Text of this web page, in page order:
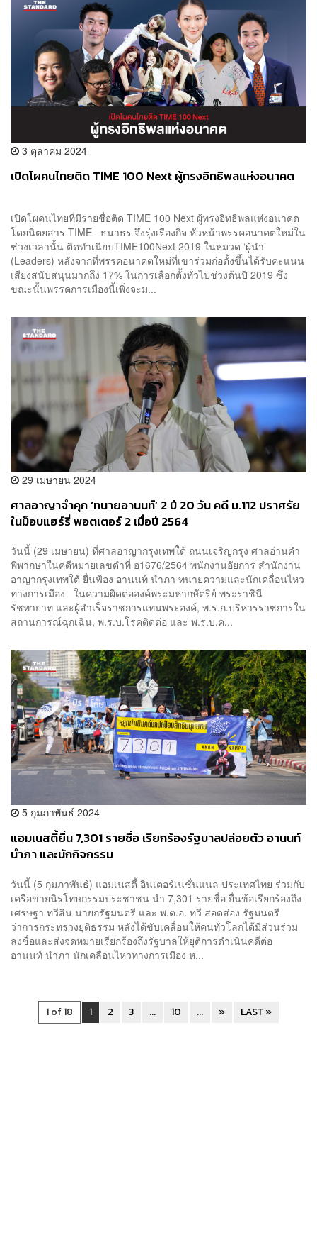
3 ตุลาคม 2024
เปิดโผคนไทยติด TIME 100 Next ผู้ทรงอิทธิพลแห่งอนาคต
เปิดโผคนไทยที่มีรายชื่อติด TIME 100 Next ผู้ทรงอิทธิพลแห่งอนาคต
โดยนิตยสาร TIME ธนาธร จึงรุ่งเรืองกิจ หัวหน้าพรรคอนาคตใหม่ใน
ช่วงเวลานั้น ติดทำเนียบTIME100Next 2019 ในหมวด ‘ผู้นำ’
(Leaders) หลังจากที่พรรคอนาคตใหม่ที่เขาร่วมก่อตั้งขึ้นได้รับคะแนน
เสียงสนับสนุนมากถึง 17% ในการเลือกตั้งทั่วไปช่วงต้นปี 2019 ซึ่ง
ขณะนั้นพรรคการเมืองนี้เพิ่งจะม...
29 เมษายน 2024
ศาลอาญาจำคุก ‘ทนายอานนท์’ 2 ปี 20 วัน คดี ม.112 ปราศรัย
ในม็อบแฮร์รี่ พอตเตอร์ 2 เมื่อปี 2564
วันนี้ (29 เมษายน) ที่ศาลอาญากรุงเทพใต้ ถนนเจริญกรุง ศาลอ่านคำ
พิพากษาในคดีหมายเลขดำที่ อ1676/2564 พนักงานอัยการ สำนักงาน
อาญากรุงเทพใต้ ยื่นฟ้อง อานนท์ นำภา ทนายความและนักเคลื่อนไหว
ทางการเมือง ในความผิดต่อองค์พระมหากษัตริย์ พระราชินี
รัชทายาท และผู้สำเร็จราชการแทนพระองค์, พ.ร.ก.บริหารราชการใน
สถานการณ์ฉุกเฉิน, พ.ร.บ.โรคติดต่อ และ พ.ร.บ.ค...
5 กุมภาพันธ์ 2024
แอมเนสตี้ยื่น 7,301 รายชื่อ เรียกร้องรัฐบาลปล่อยตัว อานนท์
นำภา และนักกิจกรรม
วันนี้ (5 กุมภาพันธ์) แอมเนสตี้ อินเตอร์เนชั่นแนล ประเทศไทย ร่วมกับ
เครือข่ายนิรโทษกรรมประชาชน นำ 7,301 รายชื่อ ยื่นข้อเรียกร้องถึง
เศรษฐา ทวีสิน นายกรัฐมนตรี และ พ.ต.อ. ทวี สอดส่อง รัฐมนตรี
ว่าการกระทรวงยุติธรรม หลังได้ขับเคลื่อนให้คนทั่วโลกได้มีส่วนร่วม
ลงชื่อและส่งจดหมายเรียกร้องถึงรัฐบาลให้ยุติการดำเนินคดีต่อ
อานนท์ นำภา นักเคลื่อนไหวทางการเมือง ห...
1 of 18 1 2 3 ... 10 ... » LAST »